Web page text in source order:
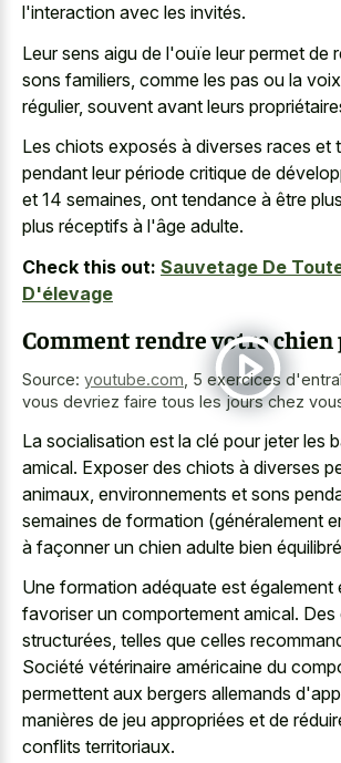
l'interaction avec les invités.
Leur sens aigu de l'ouïe leur permet de
sons familiers, comme les pas ou la
régulier, souvent avant leurs
Les chiots exposés à diverses races et
pendant leur période critique de
et 14 semaines, ont tendance à être
plus réceptifs à l'âge adulte.
Check this out: Sauvetage De
D'élevage
Comment rendre votre chien
Source: youtube.com, 5 exercices
vous devriez faire tous les jours chez
La socialisation est la clé pour jeter les
amical. Exposer des chiots à diverses
animaux, environnements et sons
semaines de formation (généralement
à façonner un chien adulte bien
Une formation adéquate est également
favoriser un comportement amical. Des
structurées, telles que celles
Société vétérinaire américaine du
permettent aux bergers allemands
manières de jeu appropriées et de
conflits territoriaux.